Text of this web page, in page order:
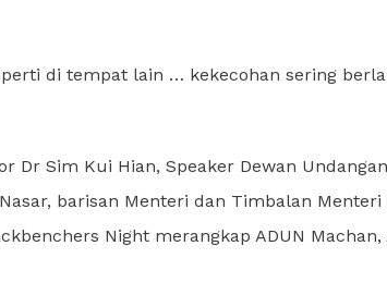
di tempat lain … kekecohan sering
Dr Sim Kui Hian, Speaker Dewan
barisan Menteri dan Timbalan Menteri
Night merangkap ADUN Machan,